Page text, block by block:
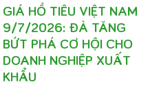
GIÁ HỒ TIÊU VIỆT NAM
9/7/2026: ĐÀ TĂNG
BỨT PHÁ CƠ HỘI CHO
DOANH NGHIỆP XUẤT
KHẨU